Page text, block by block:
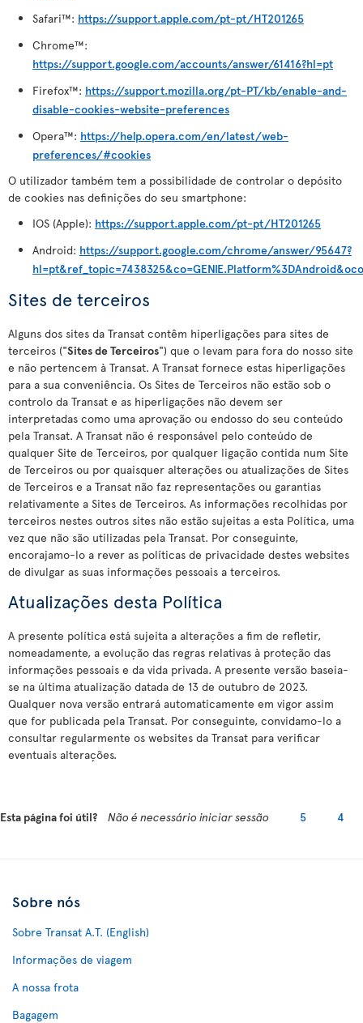
Safari™: https://support.apple.com/pt-pt/HT201265
Chrome™:
https://support.google.com/accounts/answer/61416?hl=pt
Firefox™: https://support.mozilla.org/pt-PT/kb/enable-and-
disable-cookies-website-preferences
Opera™: https://help.opera.com/en/latest/web-
preferences/#cookies
O utilizador também tem a possibilidade de controlar o depósito
de cookies nas definições do seu smartphone:
IOS (Apple): https://support.apple.com/pt-pt/HT201265
Android: https://support.google.com/chrome/answer/95647?
Sites de terceiros
Alguns dos sites da Transat contêm hiperligações para sites de
terceiros ("Sites de Terceiros") que o levam para fora do nosso site
e não pertencem à Transat. A Transat fornece estas hiperligações
para a sua conveniência. Os Sites de Terceiros não estão sob o
controlo da Transat e as hiperligações não devem ser
interpretadas como uma aprovação ou endosso do seu conteúdo
pela Transat. A Transat não é responsável pelo conteúdo de
qualquer Site de Terceiros, por qualquer ligação contida num Site
de Terceiros ou por quaisquer alterações ou atualizações de Sites
de Terceiros e a Transat não faz representações ou garantias
relativamente a Sites de Terceiros. As informações recolhidas por
terceiros nestes outros sites não estão sujeitas a esta Política, uma
vez que não são utilizadas pela Transat. Por conseguinte,
encorajamo-lo a rever as políticas de privacidade destes websites
de divulgar as suas informações pessoais a terceiros.
Atualizações desta Política
A presente política está sujeita a alterações a fim de refletir,
nomeadamente, a evolução das regras relativas à proteção das
informações pessoais e da vida privada. A presente versão baseia-
se na última atualização datada de 13 de outubro de 2023.
Qualquer nova versão entrará automaticamente em vigor assim
que for publicada pela Transat. Por conseguinte, convidamo-lo a
consultar regularmente os websites da Transat para verificar
eventuais alterações.
Esta página foi útil? Não é necessário iniciar sessão 5 4
Sobre nós
Sobre Transat A.T. (English)
Informações de viagem
A nossa frota
Bagagem